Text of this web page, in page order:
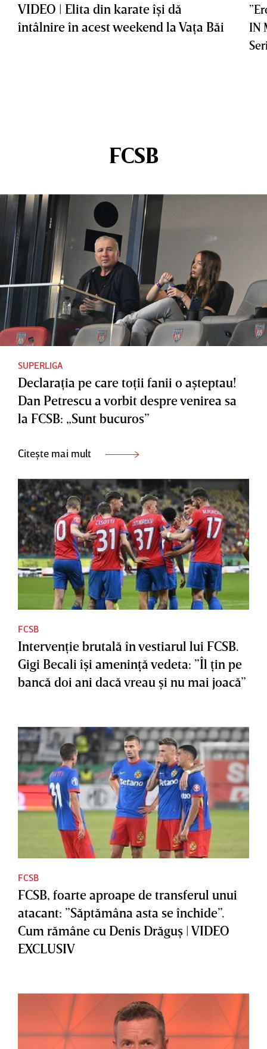
VIDEO | Elita din karate îşi dă
întâlnire în acest weekend la Vaţa Băi
IN
FCSB
SUPERLIGA
Declaraţia pe care toţii fanii o aşteptau!
Dan Petrescu a vorbit despre venirea sa
la FCSB: „Sunt bucuros”
Citește mai mult
FCSB
Intervenţie brutală în vestiarul lui FCSB.
Gigi Becali îşi ameninţă vedeta: ”Îl ţin pe
bancă doi ani dacă vreau şi nu mai joacă”
FCSB
FCSB, foarte aproape de transferul unui
atacant: ”Săptămâna asta se închide”.
Cum rămâne cu Denis Drăguş | VIDEO
EXCLUSIV